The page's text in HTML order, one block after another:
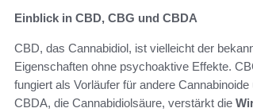
Einblick in CBD, CBG und CBDA
CBD, das Cannabidiol, ist vielleicht der
Eigenschaften ohne psychoaktive Effekte.
fungiert als Vorläufer für andere
CBDA, die Cannabidiolsäure, verstärkt die